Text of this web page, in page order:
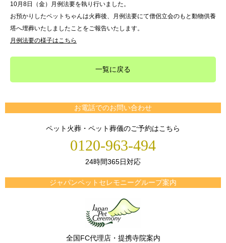
10月8日（金）月例法要を執り行いました。
お預かりしたペットちゃんは火葬後、月例法要にて僧侶立会のもと動物供養
塔へ埋葬いたしましたことをご報告いたします。
月例法要の様子はこちら
一覧に戻る
お電話でのお問い合わせ
ペット火葬・ペット葬儀のご予約はこちら
0120-963-494
24時間365日対応
ジャパンペットセレモニーグループ案内
全国FC代理店・提携寺院案内